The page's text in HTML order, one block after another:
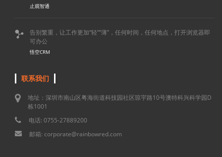
止观智通

告别繁重，让工作更加“轻”“薄”，任何时间，任何地点，打开浏览器即
可办公
悟空CRM
联系我们
地址：深圳市南山区粤海街道科技园社区琼宇路10号澳特科兴科学园D
栋1001
电话: 0755-27889200
邮箱: corporate@rainbowred.com